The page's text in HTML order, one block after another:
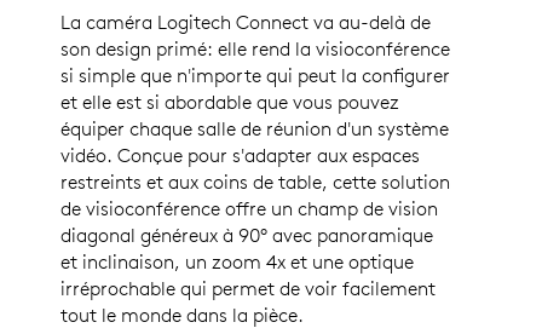
La caméra Logitech Connect va au-delà de
son design primé: elle rend la visioconférence
si simple que n'importe qui peut la configurer
et elle est si abordable que vous pouvez
équiper chaque salle de réunion d'un système
vidéo. Conçue pour s'adapter aux espaces
restreints et aux coins de table, cette solution
de visioconférence offre un champ de vision
diagonal généreux à 90° avec panoramique
et inclinaison, un zoom 4x et une optique
irréprochable qui permet de voir facilement
tout le monde dans la pièce.